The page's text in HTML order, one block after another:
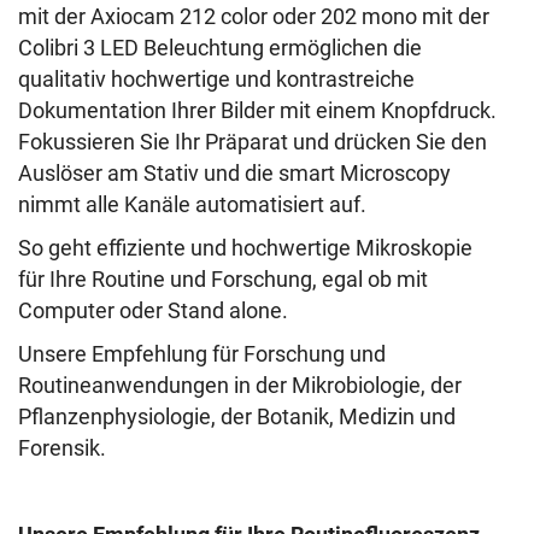
mit der Axiocam 212 color oder 202 mono mit der
Colibri 3 LED Beleuchtung ermöglichen die
qualitativ hochwertige und kontrastreiche
Dokumentation Ihrer Bilder mit einem Knopfdruck.
Fokussieren Sie Ihr Präparat und drücken Sie den
Auslöser am Stativ und die smart Microscopy
nimmt alle Kanäle automatisiert auf.
So geht effiziente und hochwertige Mikroskopie
für Ihre Routine und Forschung, egal ob mit
Computer oder Stand alone.
Unsere Empfehlung für Forschung und
Routineanwendungen in der Mikrobiologie, der
Pflanzenphysiologie, der Botanik, Medizin und
Forensik.